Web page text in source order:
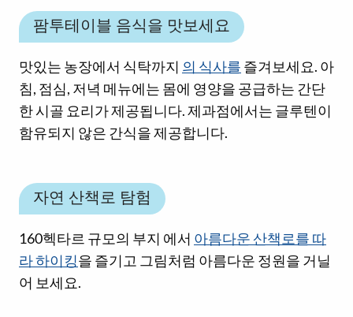
팜투테이블 음식을 맛보세요
맛있는 농장에서 식탁까지 의 식사를 즐겨보세요. 아
침, 점심, 저녁 메뉴에는 몸에 영양을 공급하는 간단
한 시골 요리가 제공됩니다. 제과점에서는 글루텐이
함유되지 않은 간식을 제공합니다.
자연 산책로 탐험
160헥타르 규모의 부지 에서 아름다운 산책로를 따
라 하이킹을 즐기고 그림처럼 아름다운 정원을 거닐
어 보세요.